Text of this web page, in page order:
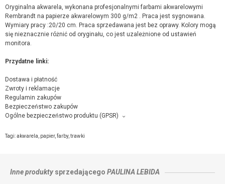
Oryginalna akwarela, wykonana profesjonalnymi farbami akwarelowymi
Rembrandt na papierze akwarelowym 300 g/m2 . Praca jest sygnowana.
Wymiary pracy :20/20 cm. Praca sprzedawana jest bez oprawy. Kolory mogą
się nieznacznie różnić od oryginału, co jest uzależnione od ustawień
monitora.
Przydatne linki:
Dostawa i płatność
Zwroty i reklamacje
Regulamin zakupów
Bezpieczeństwo zakupów
Ogólne bezpieczeństwo produktu (GPSR)
Niebieska pracownia, Norwida 4/43, 38-300 Gorlice,
Tagi:akwarela papier, farby, trawki
Inne produktysprzedającego PAULINA LEBIDA